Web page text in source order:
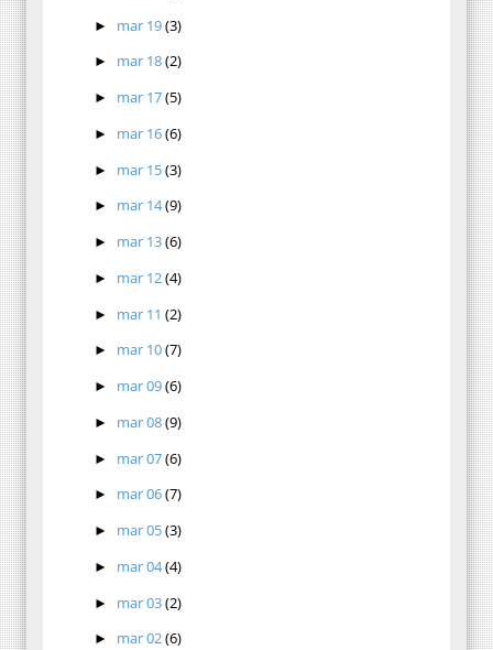
► mar 19(3)
► mar 18(2)
► mar 17(5)
► mar 16(6)
► mar 15(3)
► mar 14(9)
► mar 13(6)
► mar 12(4)
► mar 11(2)
► mar 10(7)
► mar 09(6)
► mar 08(9)
► mar 07(6)
► mar 06(7)
► mar 05(3)
► mar 04(4)
► mar 03(2)
► mar 02(6)